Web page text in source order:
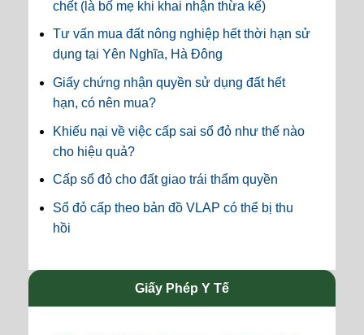
chết (là bố mẹ khi khai nhận thừa kế)
Tư vấn mua đất nông nghiệp hết thời hạn sử
dụng tại Yên Nghĩa, Hà Đông
Giấy chứng nhận quyền sử dụng đất hết
hạn, có nên mua?
Khiếu nại về việc cấp sai sổ đỏ như thế nào
cho hiệu quả?
Cấp sổ đỏ cho đất giao trái thẩm quyền
Sổ đỏ cấp theo bản đồ VLAP có thể bị thu
hồi
Giấy Phép Y Tế